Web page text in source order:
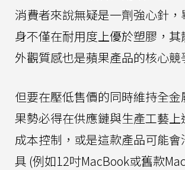
消費者來說無疑是一劑強心針，
身不僅在耐用度上優於塑膠，其
外觀質感也是蘋果產品的核心競
但要在壓低售價的同時維持全金
果勢必得在供應鏈與生產工藝上
成本控制，或是這款產品可能會
具 (例如12吋MacBook或舊款